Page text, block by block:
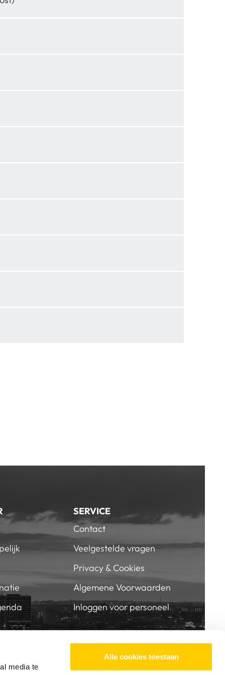
media te
Alle cookies toestaan
SERVICE
Contact
Veelgestelde vragen
Privacy & Cookies
Algemene Voorwaarden
Inloggen voor personeel
SUPPORT ONS